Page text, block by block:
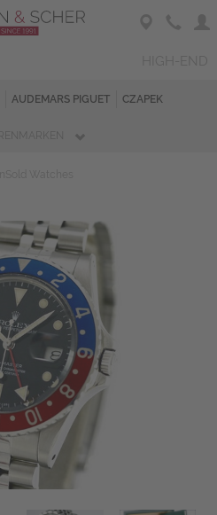
AUDEMARS PIGUET CZAPEK